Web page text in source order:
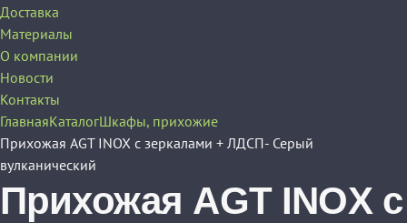
Доставка
Материалы
О компании
Новости
Контакты
ГлавнаяКаталогШкафы, прихожие
Прихожая AGT INOX с зеркалами + ЛДСП- Серый
вулканический
Прихожая AGT INOX с